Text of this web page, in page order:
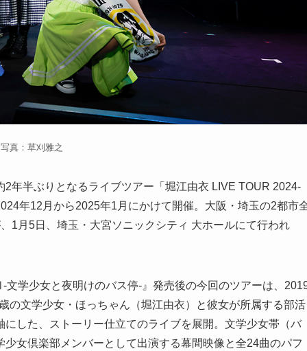
写真：草刈雅之
年半ぶりとなるライブツアー「堀江由衣 LIVE TOUR 2024-
年12月から2025年1月にかけて開催。大阪・埼玉の2都市
1月5日、埼玉・大宮ソニックシティ 大ホールにて行われ
学少女と夜明けのバス停-』発売後の今回のツアーは、
の文学少女・ほっちゃん（堀江由衣）と彼女が所属する部活
した、ストーリー仕立てのライブを展開。文学少女帯（バ
女倶楽部メンバーとして出演する幕間映像と全24曲のパフ